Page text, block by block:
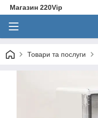
Магазин 220Vip
Товари та послуги